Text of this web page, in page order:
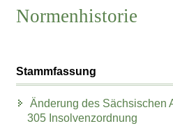
Normenhistorie
Stammfassung
Änderung des Sächsischen
305 Insolvenzordnung